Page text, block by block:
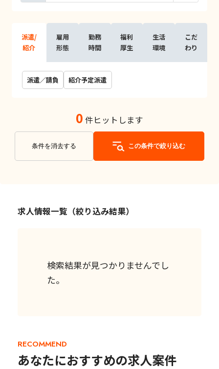
派遣/
紹介
雇用
形態
勤務
時間
福利
厚生
生活
環境
こだ
わり
派遣／請負 紹介予定派遣
0 件ヒットします
条件を消去する この条件で絞り込む
求人情報一覧（絞り込み結果）
検索結果が見つかりませんでし
た。
RECOMMEND
あなたにおすすめの求人案件